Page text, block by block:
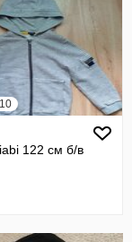
122 см б/в